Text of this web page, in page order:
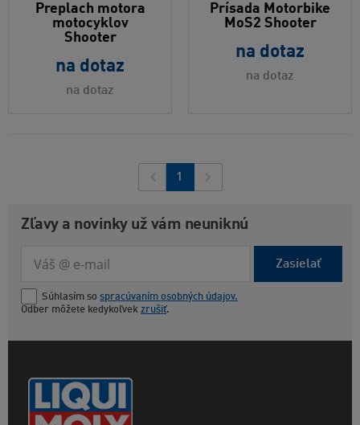
Preplach motora
motocyklov
Shooter
na dotaz
na dotaz
Prísada Motorbike
MoS2 Shooter
na dotaz
na dotaz
1
Zľavy a novinky už vám neuniknú
Zasielať
Súhlasím so spracúvaním osobných údajov.
Odber môžete kedykoľvek zrušiť.